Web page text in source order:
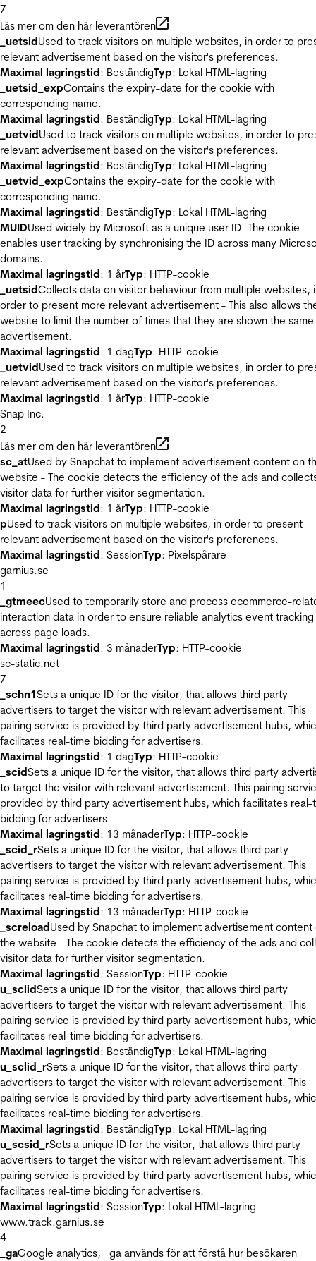
7
Läs mer om den här leverantören
_uetsidUsed to track visitors on multiple websites, in order to
relevant advertisement based on the visitor's preferences.
Maximal lagringstid: BeständigTyp: Lokal HTML-lagring
_uetsid_expContains the expiry-date for the cookie with
corresponding name.
Maximal lagringstid: BeständigTyp: Lokal HTML-lagring
_uetvidUsed to track visitors on multiple websites, in order to
relevant advertisement based on the visitor's preferences.
Maximal lagringstid: BeständigTyp: Lokal HTML-lagring
_uetvid_expContains the expiry-date for the cookie with
corresponding name.
Maximal lagringstid: BeständigTyp: Lokal HTML-lagring
MUIDUsed widely by Microsoft as a unique user ID. The cookie
enables user tracking by synchronising the ID across many
domains.
Maximal lagringstid: 1 årTyp: HTTP-cookie
_uetsidCollects data on visitor behaviour from multiple websites,
order to present more relevant advertisement - This also allows
website to limit the number of times that they are shown the same
advertisement.
Maximal lagringstid: 1 dagTyp: HTTP-cookie
_uetvidUsed to track visitors on multiple websites, in order to
relevant advertisement based on the visitor's preferences.
Maximal lagringstid: 1 årTyp: HTTP-cookie
Snap Inc.
2
Läs mer om den här leverantören
sc_atUsed by Snapchat to implement advertisement content on
website - The cookie detects the efficiency of the ads and
visitor data for further visitor segmentation.
Maximal lagringstid: 1 årTyp: HTTP-cookie
pUsed to track visitors on multiple websites, in order to present
relevant advertisement based on the visitor's preferences.
Maximal lagringstid: SessionTyp: Pixelspårare
garnius.se
1
_gtmeecUsed to temporarily store and process ecommerce-
interaction data in order to ensure reliable analytics event tracking
across page loads.
Maximal lagringstid: 3 månaderTyp: HTTP-cookie
sc-static.net
7
_schn1Sets a unique ID for the visitor, that allows third party
advertisers to target the visitor with relevant advertisement. This
pairing service is provided by third party advertisement hubs,
facilitates real-time bidding for advertisers.
Maximal lagringstid: 1 dagTyp: HTTP-cookie
_scidSets a unique ID for the visitor, that allows third party
to target the visitor with relevant advertisement. This pairing
provided by third party advertisement hubs, which facilitates real-
bidding for advertisers.
Maximal lagringstid: 13 månaderTyp: HTTP-cookie
_scid_rSets a unique ID for the visitor, that allows third party
advertisers to target the visitor with relevant advertisement. This
pairing service is provided by third party advertisement hubs,
facilitates real-time bidding for advertisers.
Maximal lagringstid: 13 månaderTyp: HTTP-cookie
_screloadUsed by Snapchat to implement advertisement content
the website - The cookie detects the efficiency of the ads and
visitor data for further visitor segmentation.
Maximal lagringstid: SessionTyp: HTTP-cookie
u_sclidSets a unique ID for the visitor, that allows third party
advertisers to target the visitor with relevant advertisement. This
pairing service is provided by third party advertisement hubs,
facilitates real-time bidding for advertisers.
Maximal lagringstid: BeständigTyp: Lokal HTML-lagring
u_sclid_rSets a unique ID for the visitor, that allows third party
advertisers to target the visitor with relevant advertisement. This
pairing service is provided by third party advertisement hubs,
facilitates real-time bidding for advertisers.
Maximal lagringstid: BeständigTyp: Lokal HTML-lagring
u_scsid_rSets a unique ID for the visitor, that allows third party
advertisers to target the visitor with relevant advertisement. This
pairing service is provided by third party advertisement hubs,
facilitates real-time bidding for advertisers.
Maximal lagringstid: SessionTyp: Lokal HTML-lagring
www.track.garnius.se
4
_gaGoogle analytics, _ga används för att förstå hur besökaren